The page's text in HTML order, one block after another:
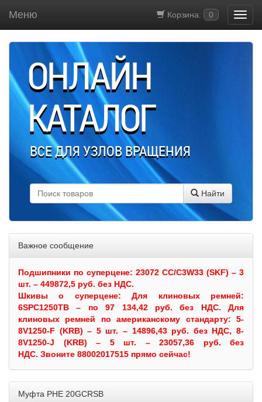
Корзина: 0
Меню
ОНЛАЙН
КАТАЛОГ
ВСЕ ДЛЯ УЗЛОВ ВРАЩЕНИЯ
Найти
Важное сообщение
Подшипники по суперцене: 23072 CC/C3W33 (SKF) – 3
шт. – 449872,5 руб. без НДС.
Шкивыо суперцене:Для клиновых ремней:
6SPC1250TB – по 97 134,42 руб. без НДС. Для
клиновых ремней по американскому стандарту: 5-
8V1250-F (KRB) – 5 шт. – 14896,43 руб. без НДС, 8-
8V1250-J (KRB) – 5 шт. – 23057,36 руб. без
НДС. Звоните 88002017515 прямо сейчас!
Муфта PHE 20GCRSB